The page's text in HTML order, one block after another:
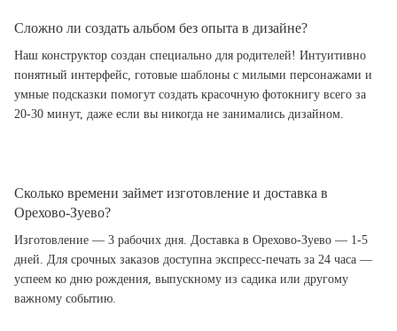
Сложно ли создать альбом без опыта в дизайне?
Наш конструктор создан специально для родителей! Интуитивно
понятный интерфейс, готовые шаблоны с милыми персонажами и
умные подсказки помогут создать красочную фотокнигу всего за
20-30 минут, даже если вы никогда не занимались дизайном.
Сколько времени займет изготовление и доставка в
Орехово-Зуево?
Изготовление — 3 рабочих дня. Доставка в Орехово-Зуево — 1-5
дней. Для срочных заказов доступна экспресс-печать за 24 часа —
успеем ко дню рождения, выпускному из садика или другому
важному событию.